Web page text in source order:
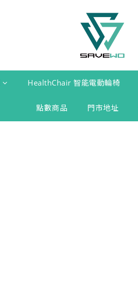
HealthChair 智能電動輪椅
點數商品 門市地址